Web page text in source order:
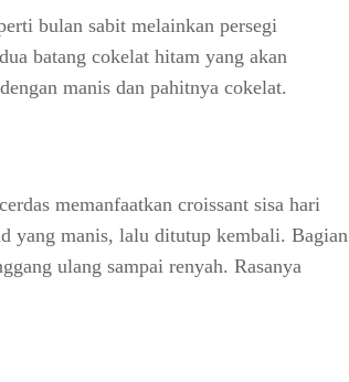
bulan sabit melainkan persegi
batang cokelat hitam yang akan
manis dan pahitnya cokelat.
memanfaatkan croissant sisa hari
yang manis, lalu ditutup kembali. Bagian
ulang sampai renyah. Rasanya